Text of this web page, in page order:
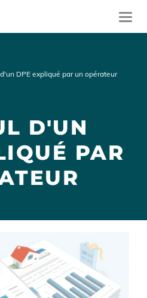
DPE expliqué par un opérateur
D'UN
PAR